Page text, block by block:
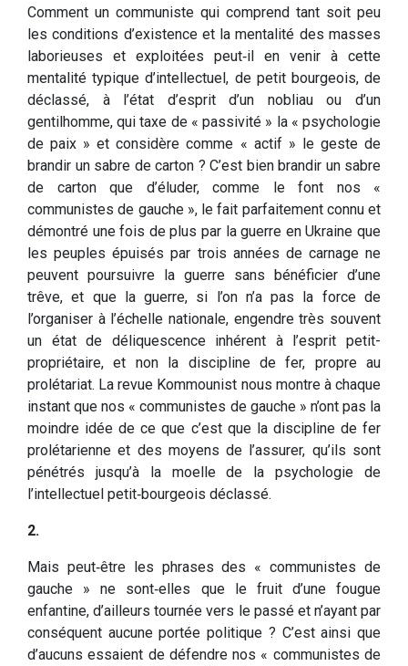
Comment un communiste qui comprend tant soit peu
les conditions d’existence et la mentalité des masses
labo­rieuses et exploitées peut‑il en venir à cette
mentalité typi­que d’intellectuel, de petit bourgeois, de
déclassé, à l’état d’esprit d’un nobliau ou d’un
gentilhomme, qui taxe de « passivité » la « psychologie
de paix » et considère comme « actif » le geste de
brandir un sabre de carton ? C’est bien brandir un sabre
de carton que d’éluder, comme le font nos «
communistes de gauche », le fait par­faitement connu et
démontré une fois de plus par la guerre en Ukraine que
les peuples épuisés par trois années de car­nage ne
peuvent poursuivre la guerre sans bénéficier d’une
trêve, et que la guerre, si l’on n’a pas la force de
l’organiser à l’échelle nationale, engendre très souvent
un état de déliquescence inhérent à l’esprit petit-
propriétaire, et non la discipline de fer, propre au
prolétariat. La revue Kommounist nous montre à chaque
instant que nos « communistes de gauche » n’ont pas la
moindre idée de ce que c’est que la discipline de fer
prolétarienne et des moyens de l’assurer, qu’ils sont
pénétrés jusqu’à la moelle de la psychologie de
l’intellectuel petit‑bourgeois déclassé.
2.
Mais peut‑être les phrases des « communistes de
gauche » ne sont‑elles que le fruit d’une fougue
enfantine, d’ailleurs tournée vers le passé et n’ayant par
conséquent aucune portée politique ? C’est ainsi que
d’aucuns essaient de défendre nos « communistes de